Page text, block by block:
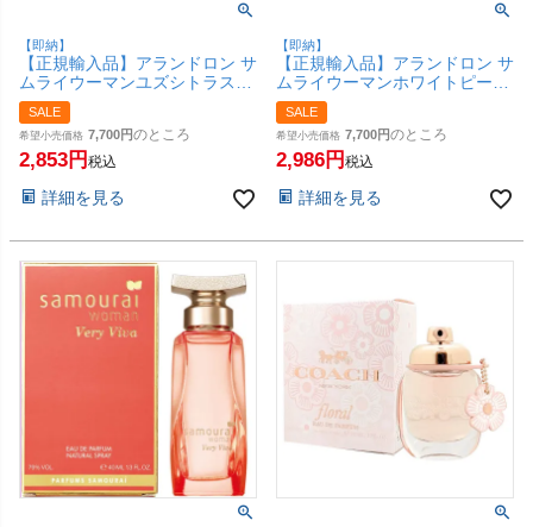
【即納】
【正規輸入品】アランドロン サ
ムライウーマンユズシトラス
EDP 40mlSP(オードパルファ
ム)【香水】【SBT】 (6060067)
SALE
希望小売価格 7,700 のところ
2,853 税込
詳細を見る
【即納】
【正規輸入品】アランドロン サ
ムライウーマンホワイトピーチ
EDP 40ml SP(オードパルファ
ム)【香水】【SBT】(6049798)
SALE
希望小売価格 7,700 のところ
2,986 税込
詳細を見る